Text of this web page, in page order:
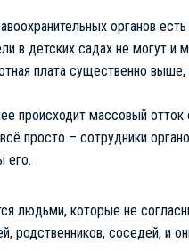
органов
в детских садах не могут и
плата существенно
происходит массовый отток
просто – сотрудники
его.
людьми, которые не
родственников, соседей, и